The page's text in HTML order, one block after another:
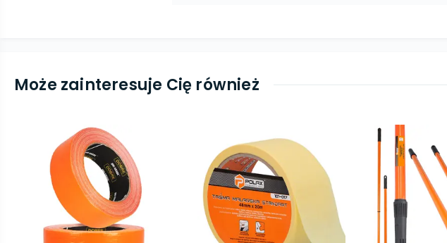
Może zainteresuje Cię również